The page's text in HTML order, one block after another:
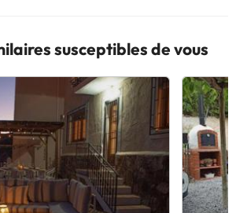
susceptibles de vous